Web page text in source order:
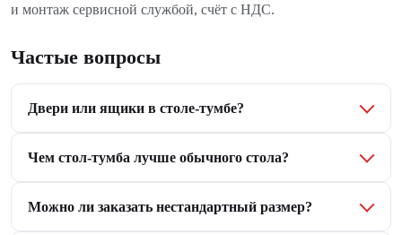
и монтаж сервисной службой, счёт с НДС.
Частые вопросы
Двери или ящики в столе-тумбе?
Чем стол-тумба лучше обычного стола?
Можно ли заказать нестандартный размер?